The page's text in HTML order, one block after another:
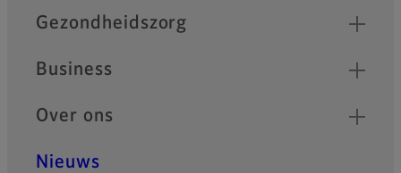
Gezondheidszorg
Business
Over ons
Nieuws